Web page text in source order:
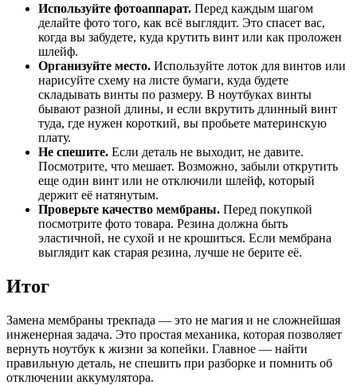
Используйте фотоаппарат. Перед каждым шагом
делайте фото того, как всё выглядит. Это спасет вас,
когда вы забудете, куда крутить винт или как проложен
шлейф.
Организуйте место. Используйте лоток для винтов или
нарисуйте схему на листе бумаги, куда будете
складывать винты по размеру. В ноутбуках винты
бывают разной длины, и если вкрутить длинный винт
туда, где нужен короткий, вы пробьете материнскую
плату.
Не спешите. Если деталь не выходит, не давите.
Посмотрите, что мешает. Возможно, забыли открутить
еще один винт или не отключили шлейф, который
держит её натянутым.
Проверьте качество мембраны. Перед покупкой
посмотрите фото товара. Резина должна быть
эластичной, не сухой и не крошиться. Если мембрана
выглядит как старая резина, лучше не берите её.
Итог
Замена мембраны трекпада — это не магия и не сложнейшая
инженерная задача. Это простая механика, которая позволяет
вернуть ноутбук к жизни за копейки. Главное — найти
правильную деталь, не спешить при разборке и помнить об
отключении аккумулятора.